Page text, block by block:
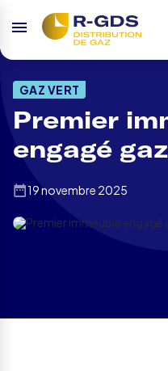
GAZ VERT
Premier
engagé
19 novembre 2025